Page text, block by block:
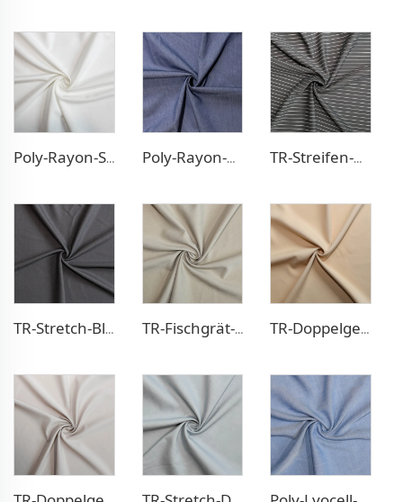
Poly-Rayon-Stretch-Kleidstoff Poly-Rayon-Denim-ähnlicher Stoff TR-Streifen-Optik Hosenstoff
TR-Stretch-Blazerstoff TR-Fischgrät-Optik Blazerstoff TR-Doppelgewebe-Kleidstoff